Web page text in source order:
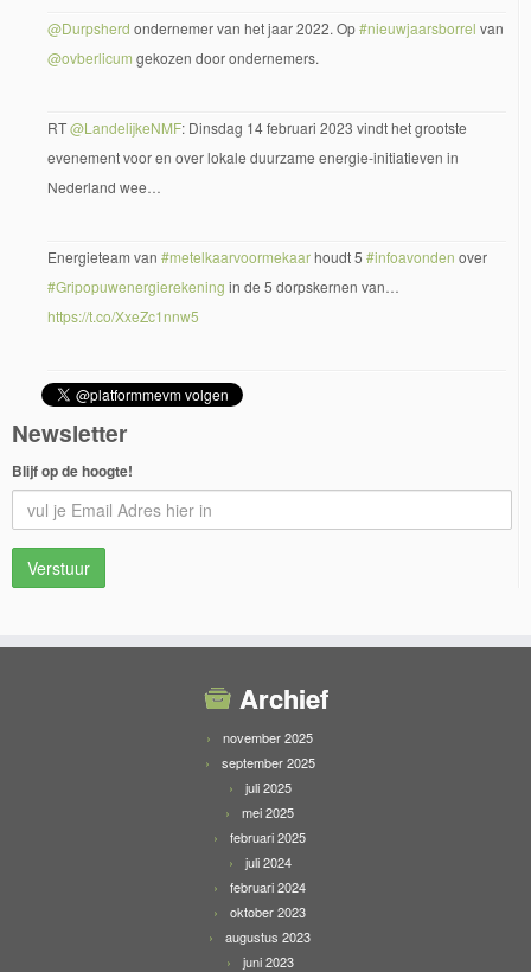
@Durpsherd ondernemer van het jaar 2022. Op#nieuwjaarsborrel van
@ovberlicum gekozen door ondernemers.
RT@LandelijkeNMF: Dinsdag 14 februari 2023 vindt het grootste
evenement voor en over lokale duurzame energie-initiatieven in
Nederland wee…
Energieteam van #metelkaarvoormekaarhoudt 5 #infoavonden over
#Gripopuwenergierekening in de 5 dorpskernen van…
https://t.co/XxeZc1nnw5
Newsletter
Blijf op de hoogte!
Archief
november 2025
september 2025
juli 2025
mei 2025
februari 2025
juli 2024
februari 2024
oktober 2023
augustus 2023
juni 2023